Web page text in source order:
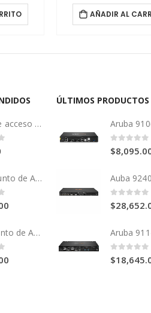
AÑADIR AL
Punto de acceso 2x2 Wi-Fi 6 1.5 Gbps con radios de 5 GHz (MU-MIMO y OFDMA) y 2.4 GHz (MIMO)
5
Aruba Punto de Acceso AP-514 (RW) WiFi6
5
Cisco Punto de Acceso Aironet 2800
5
ÚLTIMOS PRODUCTOS
0 out of
$
0 out of
$
0 out of
$